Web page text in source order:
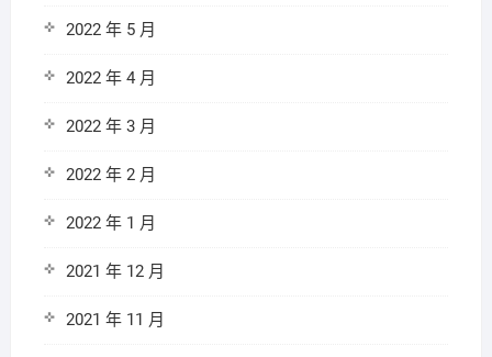
2022 年 5 月
2022 年 4 月
2022 年 3 月
2022 年 2 月
2022 年 1 月
2021 年 12 月
2021 年 11 月